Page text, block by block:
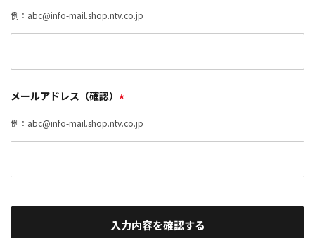
例：abc@info-mail.shop.ntv.co.jp
メールアドレス（確認） *
例：abc@info-mail.shop.ntv.co.jp
入力内容を確認する